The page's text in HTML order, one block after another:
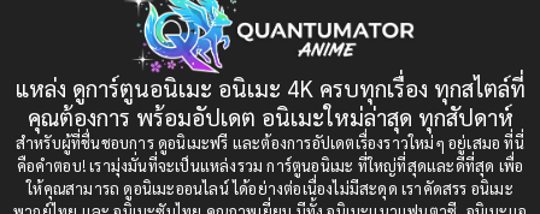
(1)
Censored (เซ็นเซอร์)(19)
Comedy (ตลก)(235)
Comedy (ตลก)(85)
1993
1991
1989
1988
1987
1985
1984
1983
แหล่ง ดูการ์ตูนอนิเมะ อนิเมะ 4K ครบทุกเรื่อง ทุกสไตล์ที่
คุณต้องการ พร้อมอัปเดต อนิเมะใหม่ล่าสุด ทุกสัปดาห์
สำหรับผู้ที่ชื่นชอบการ ดูอนิเมะฟรี และต้องการอัปเดตเรื่องราวใหม่ๆ อยู่เสมอ ที่นี่
คือคำตอบ! เรามุ่งมั่นที่จะเป็นแหล่งรวม การ์ตูนอนิเมะ ที่ใหญ่ที่สุดและดีที่สุด เพื่อ
ให้คุณสามารถ ดูอนิเมะออนไลน์ ได้อย่างต่อเนื่องไม่มีสะดุด เราคัดสรร อนิเมะ